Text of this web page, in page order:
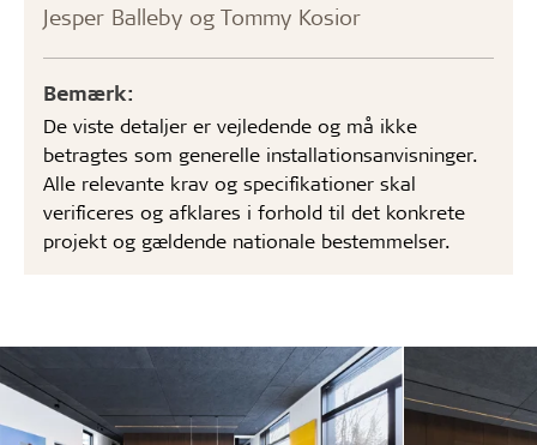
Jesper Balleby og Tommy Kosior
Bemærk:
De viste detaljer er vejledende og må ikke
betragtes som generelle installationsanvisninger.
Alle relevante krav og specifikationer skal
verificeres og afklares i forhold til det konkrete
projekt og gældende nationale bestemmelser.